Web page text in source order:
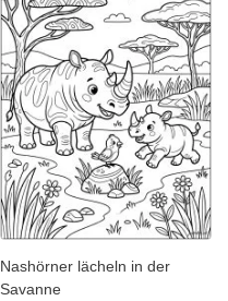
Nashörner lächeln in der
Savanne